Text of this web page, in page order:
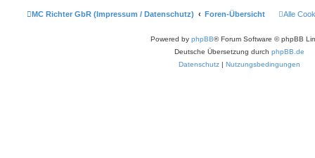
MC Richter GbR (Impressum / Datenschutz) Foren-Übersicht Alle
Powered by phpBB® Forum Software © phpBB
Deutsche Übersetzung durch phpBB.de
Datenschutz | Nutzungsbedingungen